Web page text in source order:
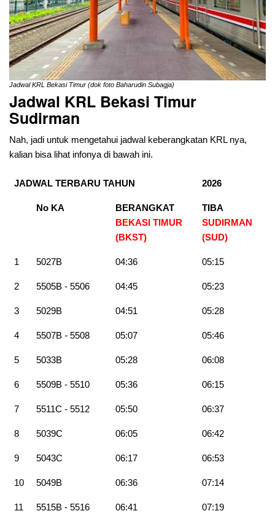
Jadwal KRL Bekasi Timur (dok foto Baharudin Subagja)
Jadwal KRL Bekasi Timur
Sudirman
Nah, jadi untuk mengetahui jadwal keberangkatan KRL nya,
kalian bisa lihat infonya di bawah ini.
JADWAL TERBARU TAHUN 2026
No KA
BERANGKAT
BEKASI TIMUR
(BKST)
TIBA
SUDIRMAN
(SUD)
1 5027B 04:36 05:15
2 5505B - 5506 04:45 05:23
3 5029B 04:51 05:28
4 5507B - 5508 05:07 05:46
5 5033B 05:28 06:08
6 5509B - 5510 05:36 06:15
7 5511C - 5512 05:50 06:37
8 5039C 06:05 06:42
9 5043C 06:17 06:53
10 5049B 06:36 07:14
11 5515B - 5516 06:41 07:19